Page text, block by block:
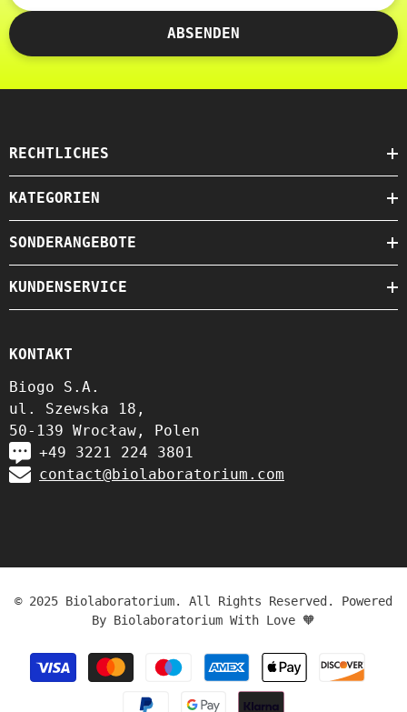
ABSENDEN
RECHTLICHES
KATEGORIEN
SONDERANGEBOTE
KUNDENSERVICE
KONTAKT
Biogo S.A.
ul. Szewska 18,
50-139 Wrocław, Polen
+49 3221 224 3801
contact@biolaboratorium.com
© 2025 Biolaboratorium. All Rights Reserved. Powered
By Biolaboratorium With Love 🧡
Zahlungsmethoden